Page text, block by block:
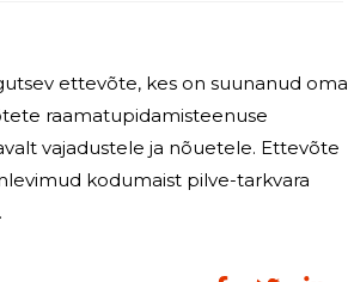
ettevõte, kes on suunanud oma
raamatupidamisteenuse
ja nõuetele. Ettevõte
kodumaist pilve-tarkvara